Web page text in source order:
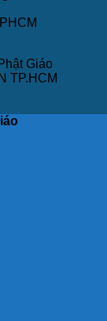
Giáo
TP.HCM